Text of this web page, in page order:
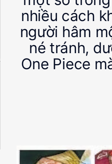
nhiều cách
người hâm
né tránh,
One Piece